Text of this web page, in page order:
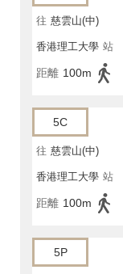
往 慈雲山(中)
香港理工大學 站
距離 100m
5C
往 慈雲山(中)
香港理工大學 站
距離 100m
5P